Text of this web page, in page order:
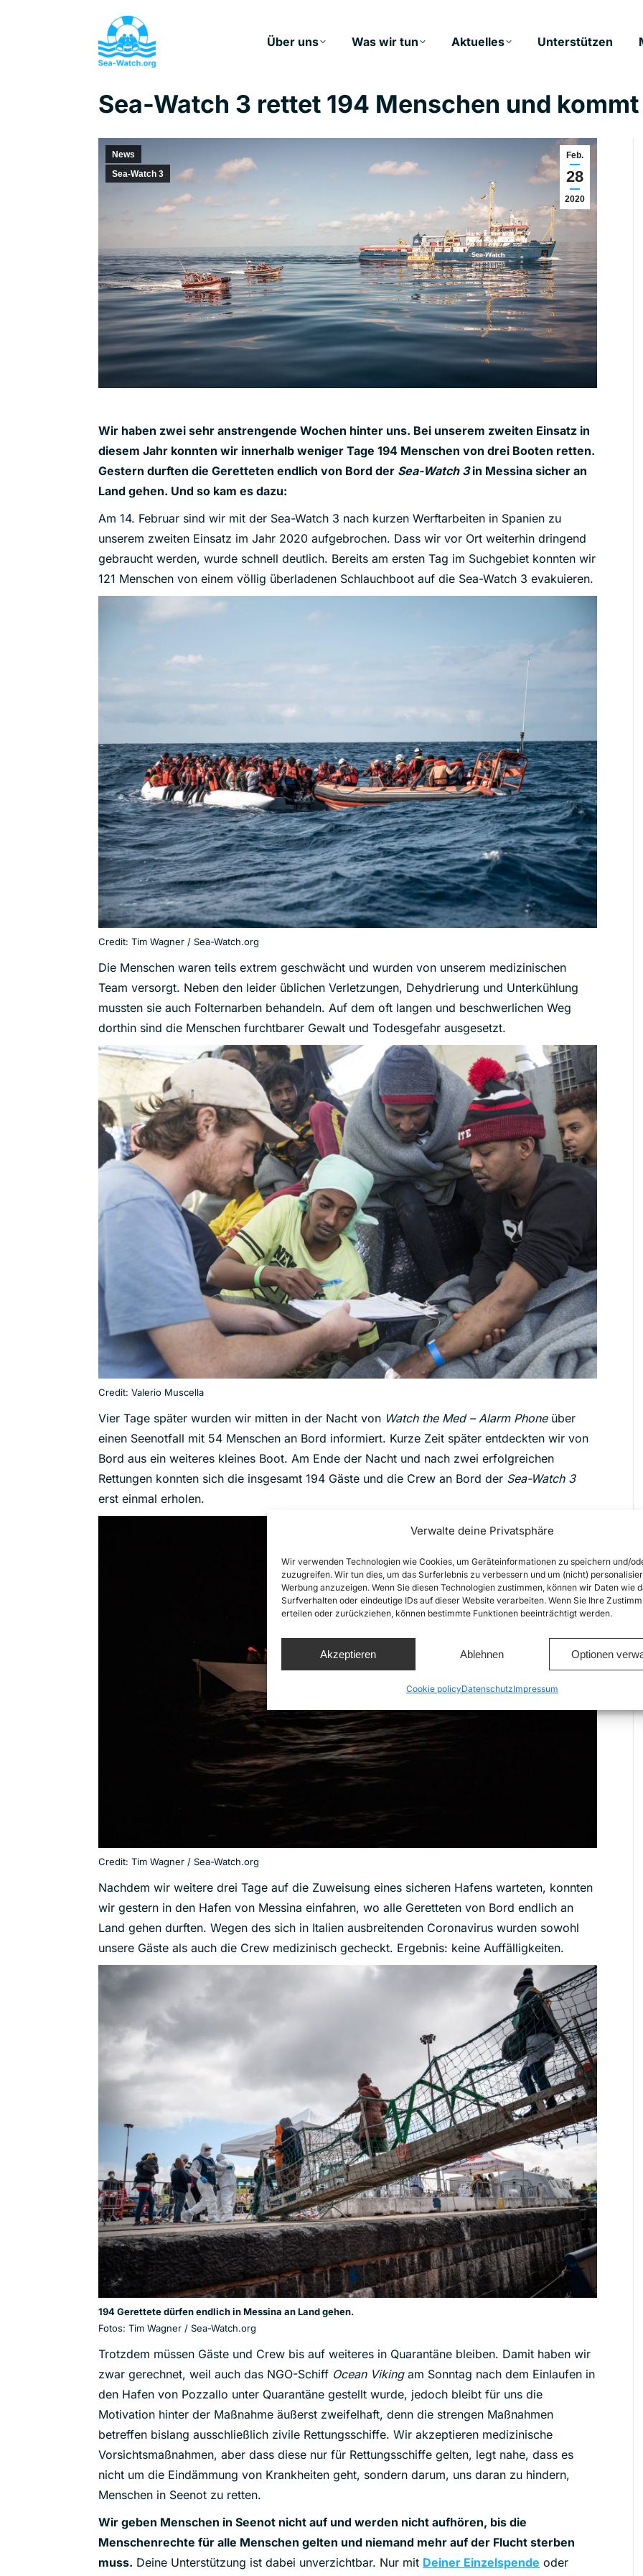
Verwalte deine Privatsphäre
Wir verwenden Technologien wie Cookies, um Geräteinformationen zu speichern und/
zuzugreifen. Wir tun dies, um das Surferlebnis zu verbessern und um (nicht)
Werbung anzuzeigen. Wenn Sie diesen Technologien zustimmen, können wir Daten wie
Surfverhalten oder eindeutige IDs auf dieser Website verarbeiten. Wenn Sie Ihre
erteilen oder zurückziehen, können bestimmte Funktionen beeinträchtigt werden.
Akzeptieren Ablehnen Optionen
Cookie policyDatenschutzImpressum
Über uns Was wir tun Aktuelles Unterstützen
Sea-Watch 3 rettet 194 Menschen und
Feb.
28
2020
News
Sea-Watch 3
Wir haben zwei sehr anstrengende Wochen hinter uns. Bei unserem zweiten Einsatz in
diesem Jahr konnten wir innerhalb weniger Tage 194 Menschen von drei Booten retten.
Gestern durften die Geretteten endlich von Bord der Sea-Watch 3in Messina sicher an
Land gehen. Und so kam es dazu:
Am 14. Februar sind wir mit der Sea-Watch 3 nach kurzen Werftarbeiten in Spanien zu
unserem zweiten Einsatz im Jahr 2020 aufgebrochen. Dass wir vor Ort weiterhin dringend
gebraucht werden, wurde schnell deutlich. Bereits am ersten Tag im Suchgebiet konnten wir
121 Menschen von einem völlig überladenen Schlauchboot auf die Sea-Watch 3 evakuieren.
Credit: Tim Wagner / Sea-Watch.org
Die Menschen waren teils extrem geschwächt und wurden von unserem medizinischen
Team versorgt. Neben den leider üblichen Verletzungen, Dehydrierung und Unterkühlung
mussten sie auch Folternarben behandeln. Auf dem oft langen und beschwerlichen Weg
dorthin sind die Menschen furchtbarer Gewalt und Todesgefahr ausgesetzt.
Credit: Valerio Muscella
Vier Tage später wurden wir mitten in der Nacht von Watch the Med – Alarm Phoneüber
einen Seenotfall mit 54 Menschen an Bord informiert. Kurze Zeit später entdeckten wir von
Bord aus ein weiteres kleines Boot. Am Ende der Nacht und nach zwei erfolgreichen
Rettungen konnten sich die insgesamt 194 Gäste und die Crew an Bord der Sea-Watch 3
erst einmal erholen.
Credit: Tim Wagner / Sea-Watch.org
Nachdem wir weitere drei Tage auf die Zuweisung eines sicheren Hafens warteten, konnten
wir gestern in den Hafen von Messina einfahren, wo alle Geretteten von Bord endlich an
Land gehen durften. Wegen des sich in Italien ausbreitenden Coronavirus wurden sowohl
unsere Gäste als auch die Crew medizinisch gecheckt. Ergebnis: keine Auffälligkeiten.
194 Gerettete dürfen endlich in Messina an Land gehen.
Fotos: Tim Wagner / Sea-Watch.org
Trotzdem müssen Gäste und Crew bis auf weiteres in Quarantäne bleiben. Damit haben wir
zwar gerechnet, weil auch das NGO-Schiff Ocean Vikingam Sonntag nach dem Einlaufen in
den Hafen von Pozzallo unter Quarantäne gestellt wurde, jedoch bleibt für uns die
Motivation hinter der Maßnahme äußerst zweifelhaft, denn die strengen Maßnahmen
betreffen bislang ausschließlich zivile Rettungsschiffe. Wir akzeptieren medizinische
Vorsichtsmaßnahmen, aber dass diese nur für Rettungsschiffe gelten, legt nahe, dass es
nicht um die Eindämmung von Krankheiten geht, sondern darum, uns daran zu hindern,
Menschen in Seenot zu retten.
Wir geben Menschen in Seenot nicht auf und werden nicht aufhören, bis die
Menschenrechte für alle Menschen gelten und niemand mehr auf der Flucht sterben
muss. Deine Unterstützung ist dabei unverzichtbar. Nur mit Deiner Einzelspende oder